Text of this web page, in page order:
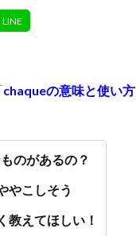
chaqueの意味と使い方
のがあるの？
やこしそう
教えてほしい！